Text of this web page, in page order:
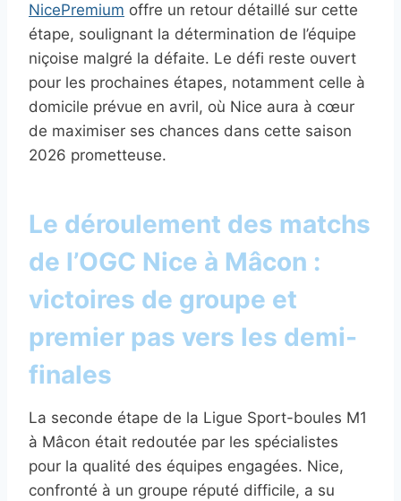
NicePremium offre un retour détaillé sur cette
étape, soulignant la détermination de l’équipe
niçoise malgré la défaite. Le défi reste ouvert
pour les prochaines étapes, notamment celle à
domicile prévue en avril, où Nice aura à cœur
de maximiser ses chances dans cette saison
2026 prometteuse.
Le déroulement des matchs
de l’OGC Nice à Mâcon :
victoires de groupe et
premier pas vers les demi-
finales
La seconde étape de la Ligue Sport-boules M1
à Mâcon était redoutée par les spécialistes
pour la qualité des équipes engagées. Nice,
confronté à un groupe réputé difficile, a su